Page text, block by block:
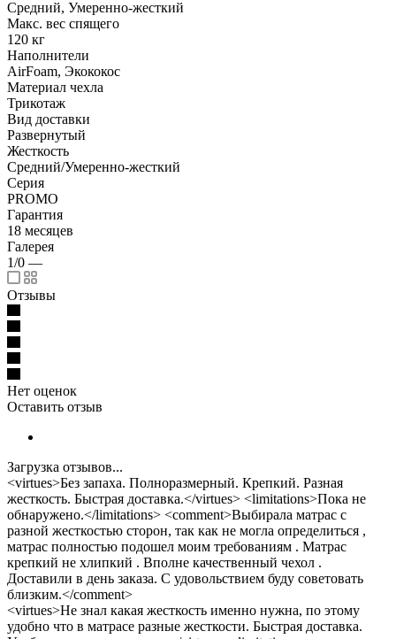
Средний, Умеренно-жесткий
Макс. вес спящего
120 кг
Наполнители
AirFoam, Экококос
Материал чехла
Трикотаж
Вид доставки
Развернутый
Жесткость
Средний/Умеренно-жесткий
Серия
PROMO
Гарантия
18 месяцев
Галерея
1/0 —
Отзывы
Нет оценок
Оставить отзыв
Загрузка отзывов...
<virtues>Без запаха. Полноразмерный. Крепкий. Разная
жесткость. Быстрая доставка.</virtues> <limitations>Пока не
обнаружено.</limitations> <comment>Выбирала матрас с
разной жесткостью сторон, так как не могла определиться ,
матрас полностью подошел моим требованиям . Матрас
крепкий не хлипкий . Вполне качественный чехол .
Доставили в день заказа. С удовольствием буду советовать
близким.</comment>
<virtues>Не знал какая жесткость именно нужна, по этому
удобно что в матрасе разные жесткости. Быстрая доставка.